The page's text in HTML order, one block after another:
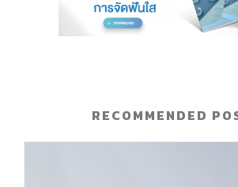
RECOMMENDED